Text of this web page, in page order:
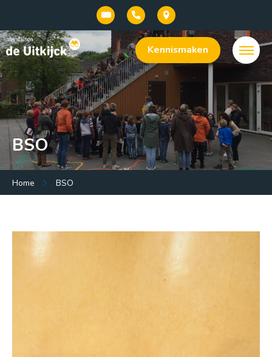
Kennismaken
Menu:
Onze school
Praktische info
BSO
Home BSO